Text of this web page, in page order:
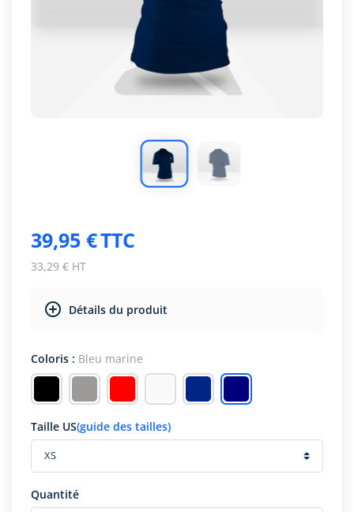
39,95 €TTC
33,29 € HT
Détails du produit
Coloris : Bleu marine
Taille US(guide des tailles)
Quantité